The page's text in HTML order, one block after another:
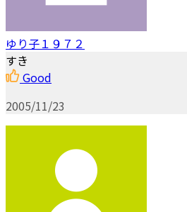
ゆり子１９７２
すき
Good
2005/11/23